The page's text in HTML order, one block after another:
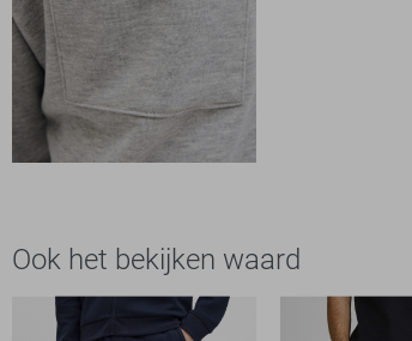
Ook het bekijken waard